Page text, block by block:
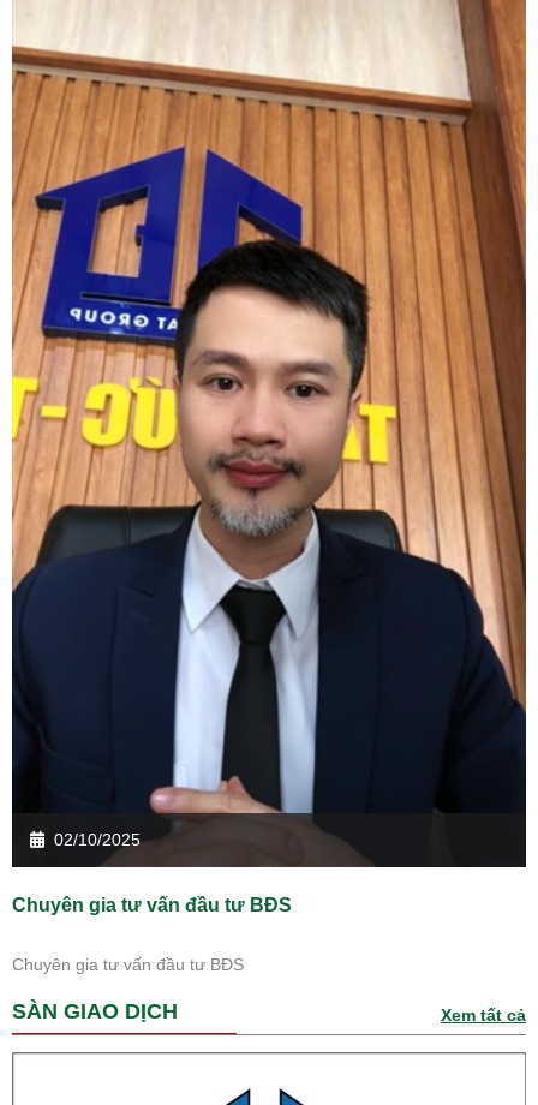
02/10/2025
Chuyên gia tư vấn đầu tư BĐS
Chuyên gia tư vấn đầu tư BĐS
SÀN GIAO DỊCH Xem tất cả